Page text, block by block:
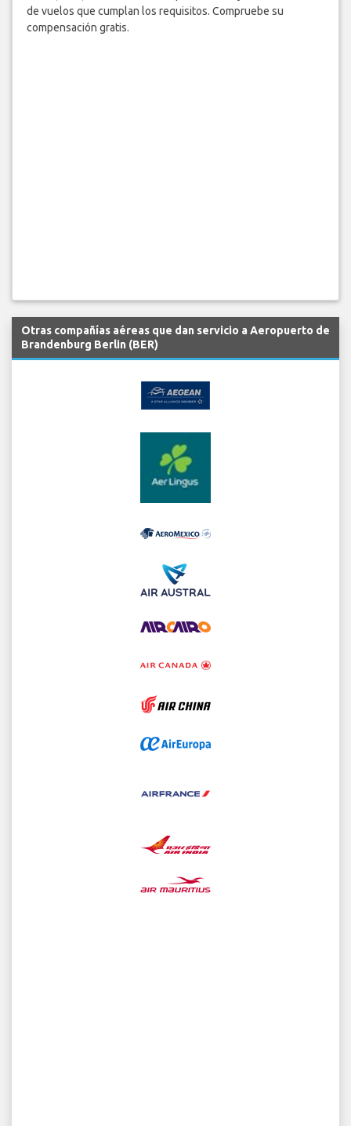
de vuelos que cumplan los requisitos. Compruebe su
compensación gratis.
Otras compañías aéreas que dan servicio a Aeropuerto de
Brandenburg Berlin (BER)